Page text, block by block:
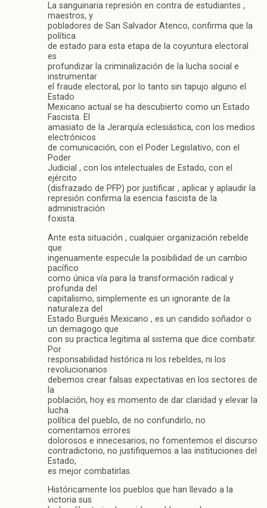
La sanguinaria represión en contra de estudiantes ,
maestros, y
pobladores de San Salvador Atenco, confirma que la
política
de estado para esta etapa de la coyuntura electoral
es
profundizar la criminalización de la lucha social e
instrumentar
el fraude electoral, por lo tanto sin tapujo alguno el
Estado
Mexicano actual se ha descubierto como un Estado
Fascista. El
amasiato de la Jerarquía eclesiástica, con los medios
electrónicos
de comunicación, con el Poder Legislativo, con el
Poder
Judicial , con los intelectuales de Estado, con el
ejército
(disfrazado de PFP) por justificar , aplicar y aplaudir la
represión confirma la esencia fascista de la
administración
foxista.
Ante esta situación , cualquier organización rebelde
que
ingenuamente especule la posibilidad de un cambio
pacífico
como única vía para la transformación radical y
profunda del
capitalismo, simplemente es un ignorante de la
naturaleza del
Estado Burgués Mexicano , es un candido soñador o
un demagogo que
con su practica legitima al sistema que dice combatir.
Por
responsabilidad histórica ni los rebeldes, ni los
revolucionarios
debemos crear falsas expectativas en los sectores de
la
población, hoy es momento de dar claridad y elevar la
lucha
política del pueblo, de no confundirlo, no
comentamos errores
dolorosos e innecesarios, no fomentemos el discurso
contradictorio, no justifiquemos a las instituciones del
Estado,
es mejor combatirlas.
Históricamente los pueblos que han llevado a la
victoria sus